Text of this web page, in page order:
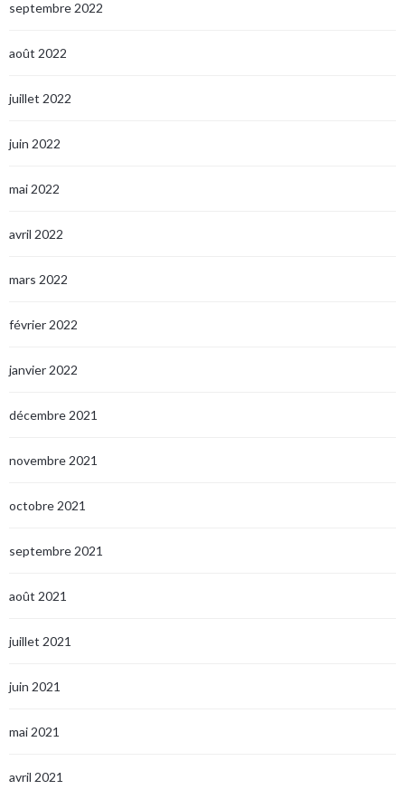
septembre 2022
août 2022
juillet 2022
juin 2022
mai 2022
avril 2022
mars 2022
février 2022
janvier 2022
décembre 2021
novembre 2021
octobre 2021
septembre 2021
août 2021
juillet 2021
juin 2021
mai 2021
avril 2021